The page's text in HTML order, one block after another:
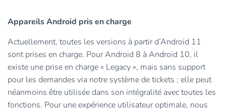
Appareils Android pris en charge
Actuellement, toutes les versions à partir d’Android 11
sont prises en charge. Pour Android 8 à Android 10, il
existe une prise en charge « Legacy », mais sans support
pour les demandes via notre système de tickets ; elle peut
néanmoins être utilisée dans son intégralité avec toutes les
fonctions. Pour une expérience utilisateur optimale, nous